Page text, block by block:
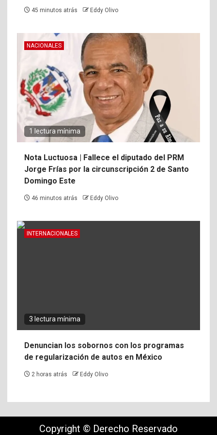
45 minutos atrás Eddy Olivo
NACIONALES
1 lectura mínima
Nota Luctuosa | Fallece el diputado del PRM
Jorge Frías por la circunscripción 2 de Santo
Domingo Este
46 minutos atrás Eddy Olivo
INTERNACIONALES
3 lectura mínima
Denuncian los sobornos con los programas
de regularización de autos en México
2 horas atrás Eddy Olivo
Copyright © Derecho Reservado